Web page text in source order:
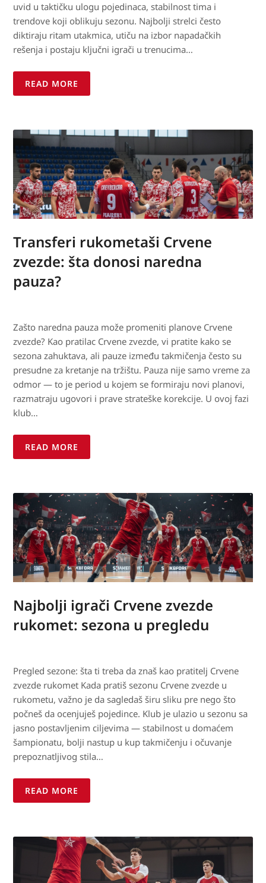
uvid u taktičku ulogu pojedinaca, stabilnost tima i
trendove koji oblikuju sezonu. Najbolji strelci često
diktiraju ritam utakmica, utiču na izbor napadačkih
rešenja i postaju ključni igrači u trenucima…
READ MORE
Transferi rukometaši Crvene
zvezde: šta donosi naredna
pauza?
Zašto naredna pauza može promeniti planove Crvene
zvezde? Kao pratilac Crvene zvezde, vi pratite kako se
sezona zahuktava, ali pauze između takmičenja često su
presudne za kretanje na tržištu. Pauza nije samo vreme za
odmor — to je period u kojem se formiraju novi planovi,
razmatraju ugovori i prave strateške korekcije. U ovoj fazi
klub…
READ MORE
Najbolji igrači Crvene zvezde
rukomet: sezona u pregledu
Pregled sezone: šta ti treba da znaš kao pratitelj Crvene
zvezde rukomet Kada pratiš sezonu Crvene zvezde u
rukometu, važno je da sagledaš širu sliku pre nego što
počneš da ocenjuješ pojedince. Klub je ulazio u sezonu sa
jasno postavljenim ciljevima — stabilnost u domaćem
šampionatu, bolji nastup u kup takmičenju i očuvanje
prepoznatljivog stila…
READ MORE